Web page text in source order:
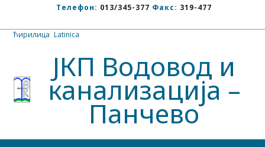
Телефон: 013/345-377 Факс: 319-477
Ћирилица Latinica
ЈКП Водовод и
канализација –
Панчево